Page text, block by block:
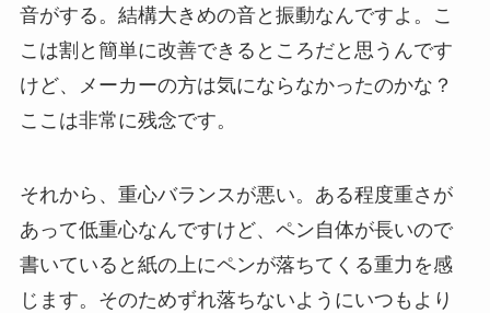
音がする。結構大きめの音と振動なんですよ。こ
こは割と簡単に改善できるところだと思うんです
けど、メーカーの方は気にならなかったのかな？
ここは非常に残念です。
それから、 重心バランスが悪い。ある程度重さが
あって低重心なんですけど、ペン自体が長いので
書いていると紙の上にペンが落ちてくる重力を感
じます。そのためずれ落ちないようにいつもより